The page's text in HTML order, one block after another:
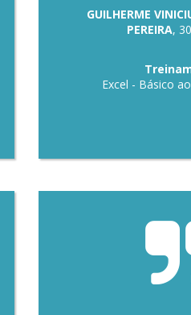
GUILHERME
PEREIRA,
Excel - Básico